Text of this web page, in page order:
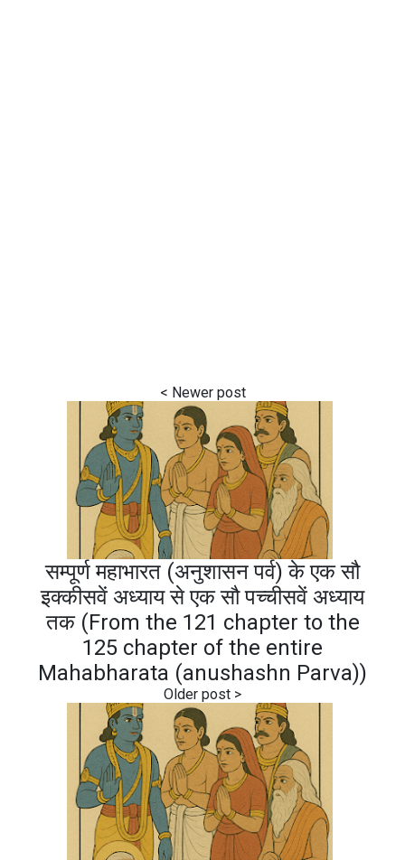
सम्पूर्ण महाभारत (अनुशासन पर्व) के एक सौ
इक्कीसवें अध्याय से एक सौ पच्चीसवें अध्याय
तक (From the 121 chapter to the
125 chapter of the entire
Mahabharata (anushashn Parva))